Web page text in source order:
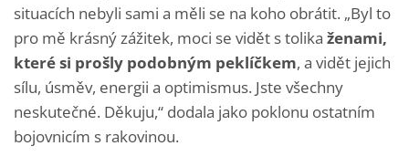
situacích nebyli sami a měli se na koho obrátit. „Byl to
pro mě krásný zážitek, moci se vidět s tolika ženami,
které si prošly podobným peklíčkem, a vidět jejich
sílu, úsměv, energii a optimismus. Jste všechny
neskutečné. Děkuju,“ dodala jako poklonu ostatním
bojovnicím s rakovinou.